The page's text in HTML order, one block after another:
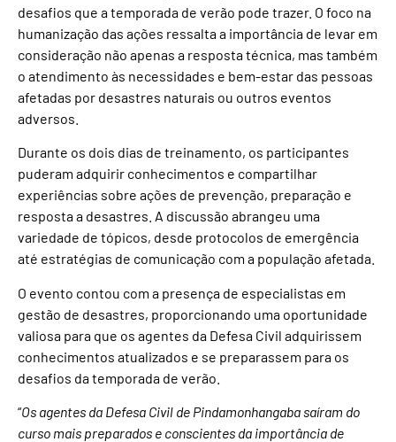
desafios que a temporada de verão pode trazer. O foco na
humanização das ações ressalta a importância de levar em
consideração não apenas a resposta técnica, mas também
o atendimento às necessidades e bem-estar das pessoas
afetadas por desastres naturais ou outros eventos
adversos.
Durante os dois dias de treinamento, os participantes
puderam adquirir conhecimentos e compartilhar
experiências sobre ações de prevenção, preparação e
resposta a desastres. A discussão abrangeu uma
variedade de tópicos, desde protocolos de emergência
até estratégias de comunicação com a população afetada.
O evento contou com a presença de especialistas em
gestão de desastres, proporcionando uma oportunidade
valiosa para que os agentes da Defesa Civil adquirissem
conhecimentos atualizados e se preparassem para os
desafios da temporada de verão.
“Os agentes da Defesa Civil de Pindamonhangaba saíram do
curso mais preparados e conscientes da importância de